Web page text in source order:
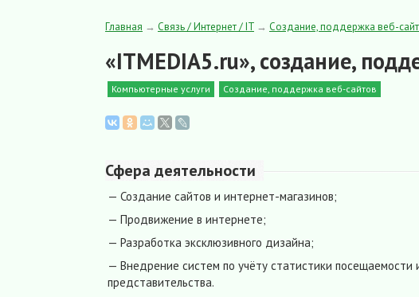
Главная → Связь / Интернет / IT → Создание, поддержка веб-
«ITMEDIA5.ru», создание,
Компьютерные услуги Создание, поддержка веб-сайтов
Сфера деятельности
— Создание сайтов и интернет-магазинов;
— Продвижение в интернете;
— Разработка эксклюзивного дизайна;
— Внедрение систем по учёту статистики посещаемости
представительства.